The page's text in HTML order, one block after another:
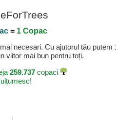
= 1 Copac
necesari. Cu ajutorul tău
viitor mai bun pentru toți.
259.737copaci